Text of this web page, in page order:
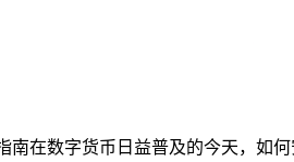
南在数字货币日益普及的今天，如